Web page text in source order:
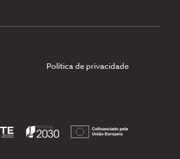
Política de privacidade